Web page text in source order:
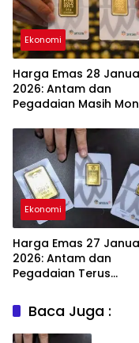
Ekonomi
Harga Emas 28
2026: Antam dan
Pegadaian Masih
Ekonomi
Harga Emas 27
2026: Antam dan
Pegadaian Terus
Baca Juga :